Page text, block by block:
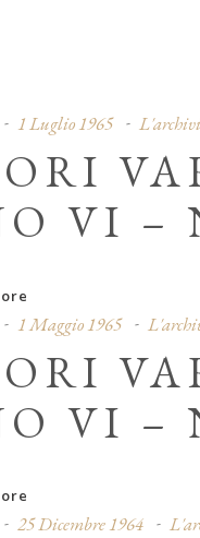
1 Luglio 1965
VI –
1 Maggio 1965
VI –
25 Dicembre 1964